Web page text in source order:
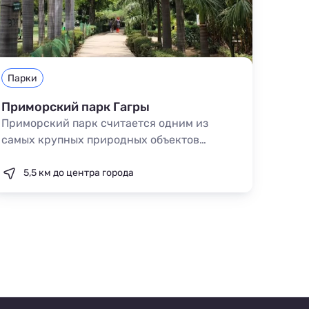
Парки
Приморский парк Гагры
Приморский парк считается одним из
самых крупных природных объектов
называют зеленым символом Гагры. Этот
5,5 км до центра города